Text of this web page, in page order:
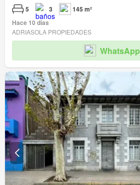
5 3
145 m²
Hace 10 días
ADRIASOLA PROPIEDADES
WhatsApp